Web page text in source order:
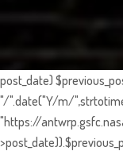
post_date)
"/".date("Y/m/
"https://